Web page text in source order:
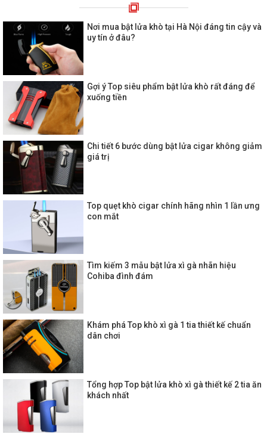
Nơi mua bật lửa khò tại Hà Nội đáng tin cậy và
uy tín ở đâu?
Gợi ý Top siêu phẩm bật lửa khò rất đáng để
xuống tiền
Chi tiết 6 bước dùng bật lửa cigar không giảm
giá trị
Top quẹt khò cigar chính hãng nhìn 1 lần ưng
con mắt
Tìm kiếm 3 mẫu bật lửa xì gà nhãn hiệu
Cohiba đình đám
Khám phá Top khò xì gà 1 tia thiết kế chuẩn
dân chơi
Tổng hợp Top bật lửa khò xì gà thiết kế 2 tia ăn
khách nhất